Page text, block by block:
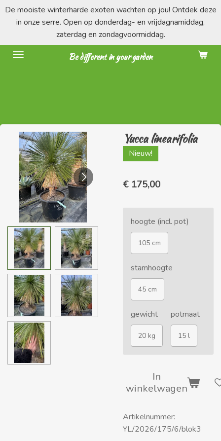
Ga
direct
de
hoofdinhoud
Be different in your garden
De mooiste winterharde exoten wachten op jou! Ontdek deze
in onze serre. Open op donderdag- en vrijdagnamiddag,
zaterdag en zondagvoormiddag.
Yucca linearifolia
Nieuw!
€ 175,00
hoogte (incl. pot)
105 cm
stamhoogte
45 cm
gewicht
20 kg
potmaat
15 l
In
winkelwagen
Artikelnummer:
YL/2026/175/6/blok3